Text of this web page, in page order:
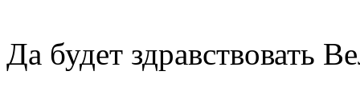
Да будет здравствовать